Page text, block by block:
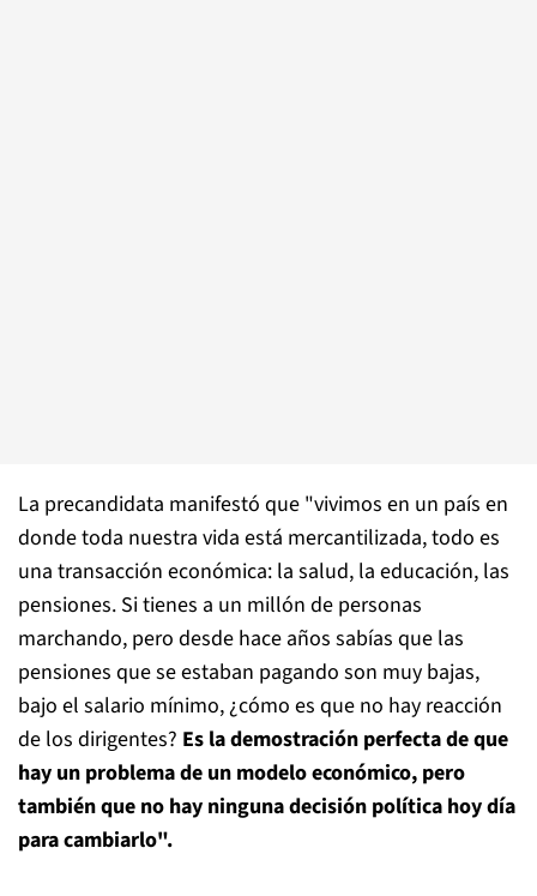
La precandidata manifestó que "vivimos en un país en
donde toda nuestra vida está mercantilizada, todo es
una transacción económica: la salud, la educación, las
pensiones. Si tienes a un millón de personas
marchando, pero desde hace años sabías que las
pensiones que se estaban pagando son muy bajas,
bajo el salario mínimo, ¿cómo es que no hay reacción
de los dirigentes? Es la demostración perfecta de que
hay un problema de un modelo económico, pero
también que no hay ninguna decisión política hoy día
para cambiarlo".